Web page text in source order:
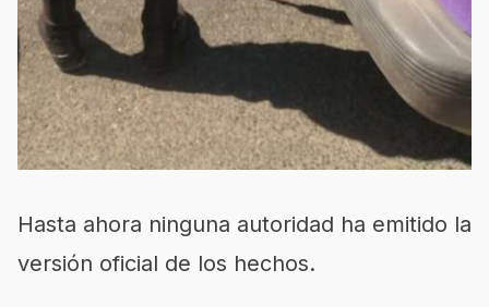
Hasta ahora ninguna autoridad ha emitido la
versión oficial de los hechos.